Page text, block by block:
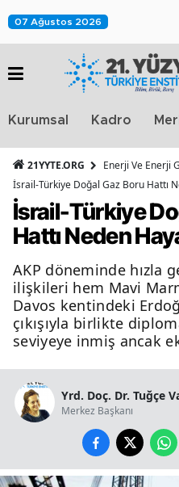
07 Ağustos 2026
Kurumsal Kadro
21YYTE.ORG
Enerji Ve Enerji
İsrail-Türkiye Doğal Gaz Boru Hattı
İsrail-Türkiye
Hattı Neden
AKP döneminde hızla
ilişkileri hem Mavi
Davos kentindeki
çıkışıyla birlikte
seviyeye inmiş ancak
Yrd. Doç. Dr. Tuğçe
Merkez Başkanı